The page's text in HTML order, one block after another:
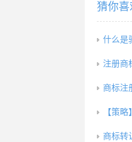
猜你喜
什么是
注册商
商标注
【策
商标转